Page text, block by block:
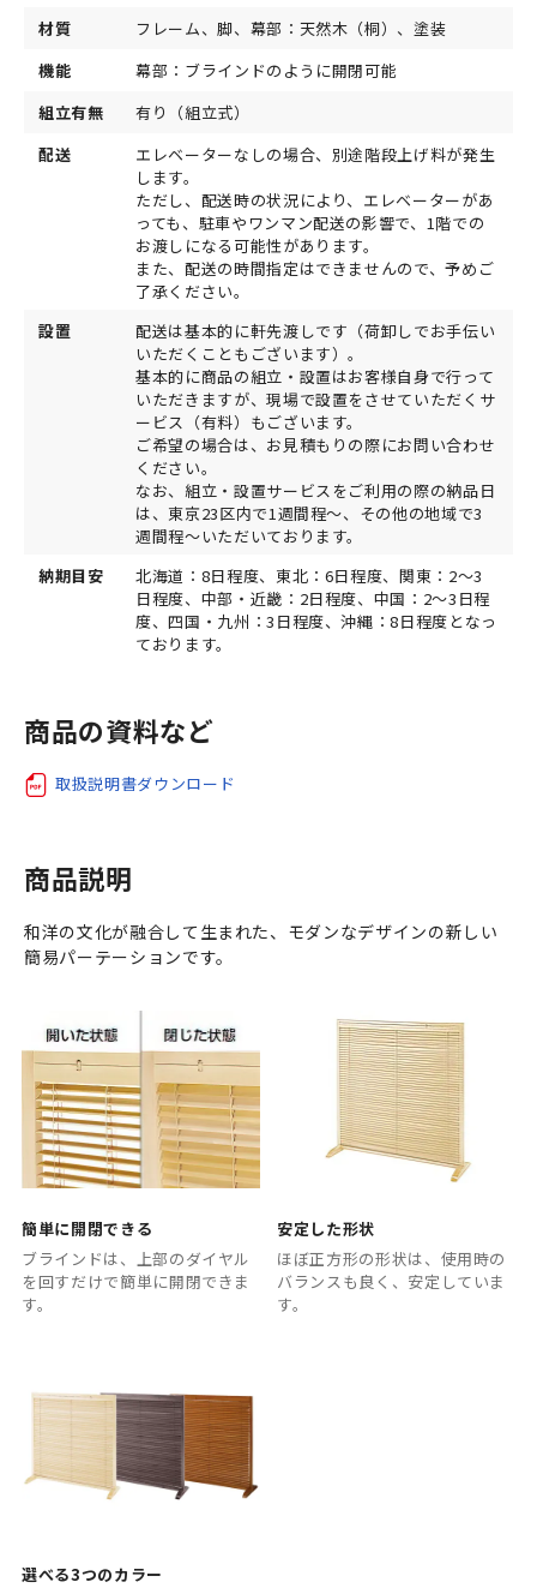
材質
フレーム、脚、幕部：天然木（桐）、塗装
機能
幕部：ブラインドのように開閉可能
組立有無
有り（組立式）
配送
エレベーターなしの場合、別途階段上げ料が発生
します。
ただし、配送時の状況により、エレベーターがあ
っても、駐車やワンマン配送の影響で、1階での
お渡しになる可能性があります。
また、配送の時間指定はできませんので、予めご
了承ください。
設置
配送は基本的に軒先渡しです（荷卸しでお手伝い
いただくこともございます）。
基本的に商品の組立・設置はお客様自身で行って
いただきますが、現場で設置をさせていただくサ
ービス（有料）もございます。
ご希望の場合は、お見積もりの際にお問い合わせ
ください。
なお、組立・設置サービスをご利用の際の納品日
は、東京23区内で1週間程～、その他の地域で3
週間程～いただいております。
納期目安
北海道：8日程度、東北：6日程度、関東：2～3
日程度、中部・近畿：2日程度、中国：2～3日程
度、四国・九州：3日程度、沖縄：8日程度となっ
ております。
商品の資料など
取扱説明書ダウンロード
商品説明
和洋の文化が融合して生まれた、モダンなデザインの新しい
簡易パーテーションです。
簡単に開閉できる
ブラインドは、上部のダイヤル
を回すだけで簡単に開閉できま
す。
安定した形状
ほぼ正方形の形状は、使用時の
バランスも良く、安定していま
す。
選べる3つのカラー